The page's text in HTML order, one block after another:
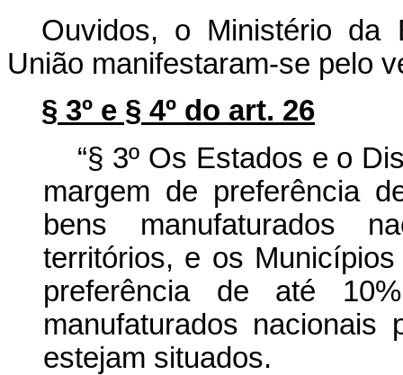
Ouvidos, o Ministério da
União manifestaram-se pelo
§ 3º e § 4º do art. 26
“§ 3º Os Estados e o
margem de preferência
bens manufaturados
territórios, e os
preferência de até
manufaturados
estejam situados.